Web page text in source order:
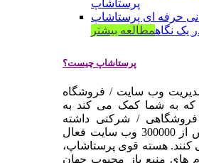
پرستاشاپ
حرفه ای پرستاشاپ
یک نگاهمطالعه بیشتر
پرستاشاپ چیست؟
وب سایت / فروشگاه
که به شما کمک می کند به
/ شرکتی داشته
باشید. در حال حاضر بیش از 300000 وب سایت فعال
کنند. هسته قوی پرستاشاپ،
های منبع باز محبوب جهان